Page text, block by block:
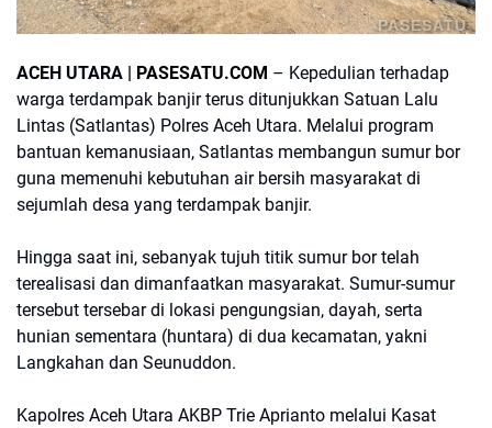
PASESATU
ACEH UTARA | PASESATU.COM – Kepedulian terhadap
warga terdampak banjir terus ditunjukkan Satuan Lalu
Lintas (Satlantas) Polres Aceh Utara. Melalui program
bantuan kemanusiaan, Satlantas membangun sumur bor
guna memenuhi kebutuhan air bersih masyarakat di
sejumlah desa yang terdampak banjir.
Hingga saat ini, sebanyak tujuh titik sumur bor telah
terealisasi dan dimanfaatkan masyarakat. Sumur-sumur
tersebut tersebar di lokasi pengungsian, dayah, serta
hunian sementara (huntara) di dua kecamatan, yakni
Langkahan dan Seunuddon.
Kapolres Aceh Utara AKBP Trie Aprianto melalui Kasat